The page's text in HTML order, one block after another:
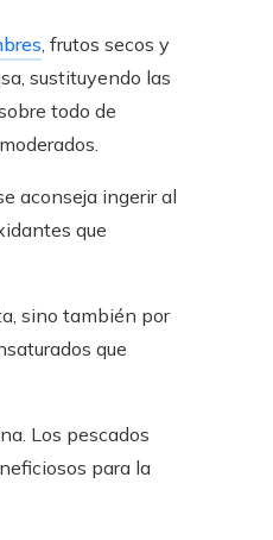
, frutos secos y
sustituyendo las
todo de
aconseja ingerir al
que
sino también por
que
Los pescados
para la